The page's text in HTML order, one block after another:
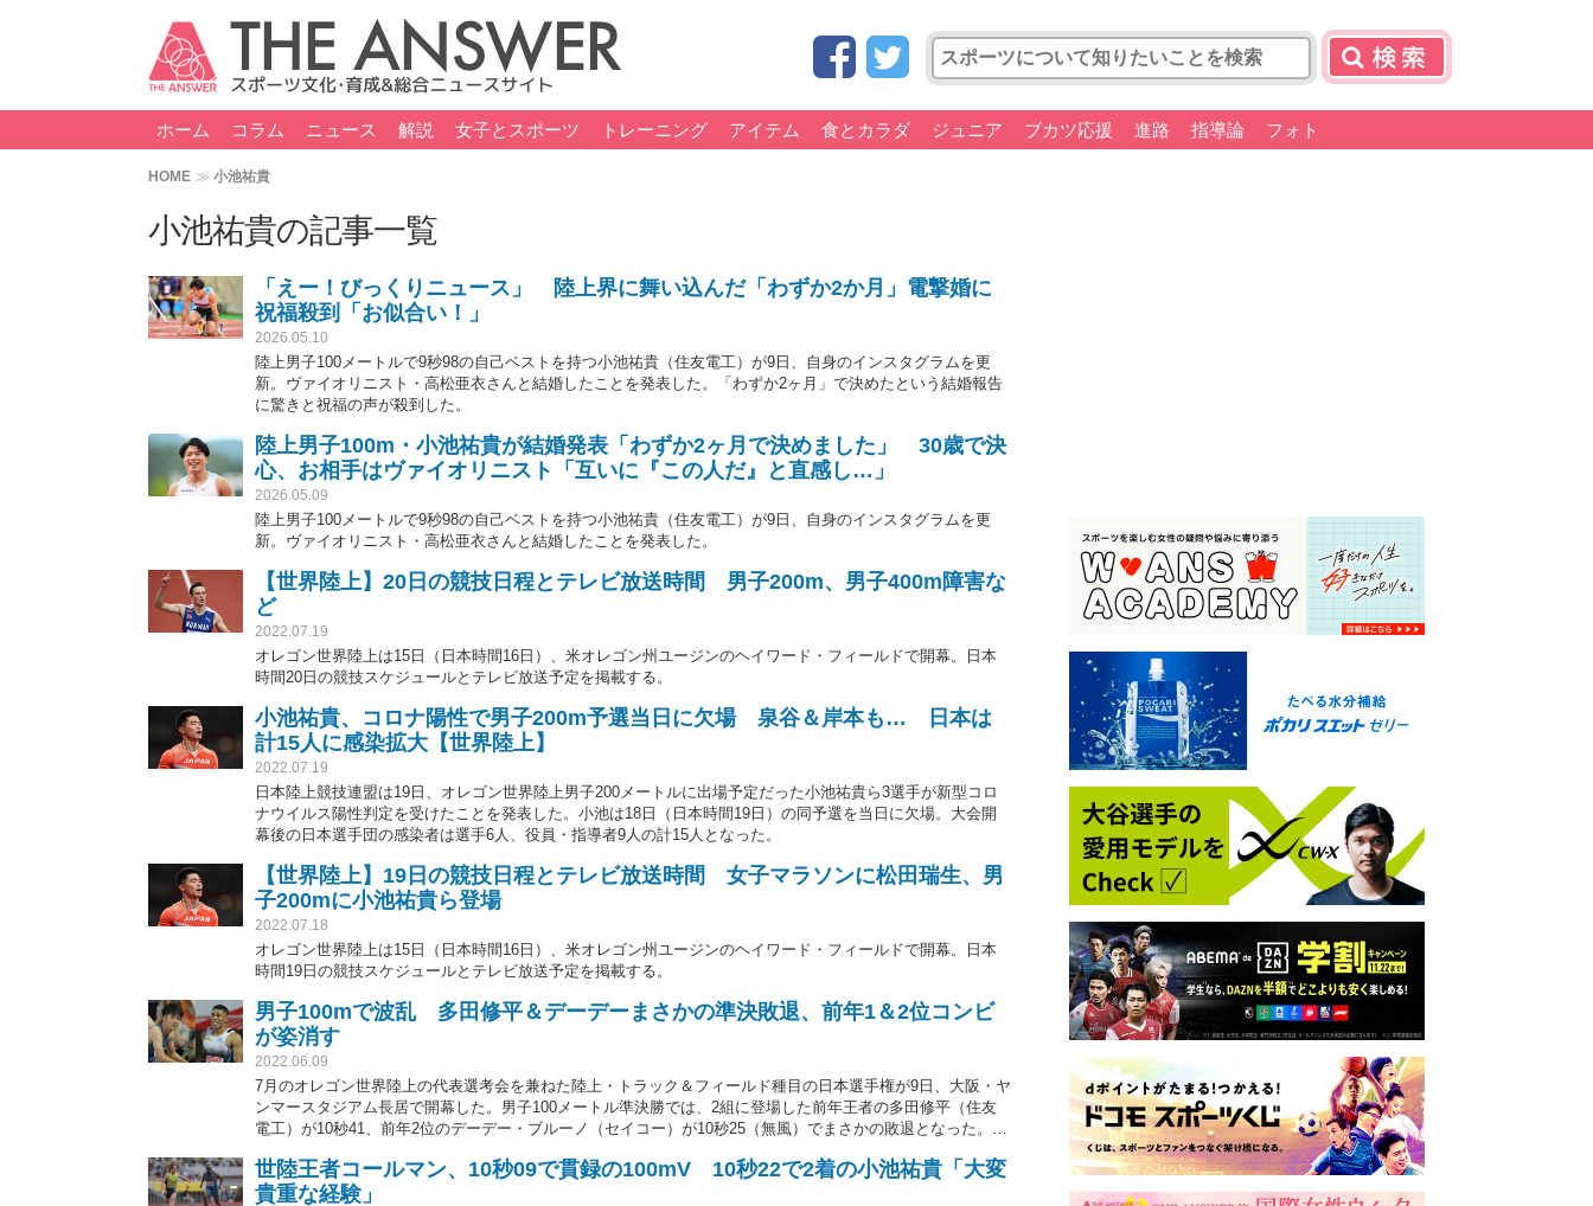
ホーム コラム ニュース 解説 女子とスポーツ トレーニング アイテム 食とカラダ ジュニア ブカツ応援 進路 指導論 フォト
HOME 小池祐貴
小池祐貴の記事一覧
「えー！びっくりニュース」 陸上界に舞い込んだ「わずか2か月」電撃婚に
祝福殺到「お似合い！」
2026.05.10
陸上男子100メートルで9秒98の自己ベストを持つ小池祐貴（住友電工）が9日、自身のインスタグラムを更
新。ヴァイオリニスト・高松亜衣さんと結婚したことを発表した。「わずか2ヶ月」で決めたという結婚報告
に驚きと祝福の声が殺到した。
陸上男子100m・小池祐貴が結婚発表「わずか2ヶ月で決めました」 30歳で決
心、お相手はヴァイオリニスト「互いに『この人だ』と直感し…」
2026.05.09
陸上男子100メートルで9秒98の自己ベストを持つ小池祐貴（住友電工）が9日、自身のインスタグラムを更
新。ヴァイオリニスト・高松亜衣さんと結婚したことを発表した。
【世界陸上】20日の競技日程とテレビ放送時間 男子200m、男子400m障害な
ど
2022.07.19
オレゴン世界陸上は15日（日本時間16日）、米オレゴン州ユージンのヘイワード・フィールドで開幕。日本
時間20日の競技スケジュールとテレビ放送予定を掲載する。
小池祐貴、コロナ陽性で男子200m予選当日に欠場 泉谷＆岸本も… 日本は
計15人に感染拡大【世界陸上】
2022.07.19
日本陸上競技連盟は19日、オレゴン世界陸上男子200メートルに出場予定だった小池祐貴ら3選手が新型コロ
ナウイルス陽性判定を受けたことを発表した。小池は18日（日本時間19日）の同予選を当日に欠場。大会開
幕後の日本選手団の感染者は選手6人、役員・指導者9人の計15人となった。
【世界陸上】19日の競技日程とテレビ放送時間 女子マラソンに松田瑞生、男
子200mに小池祐貴ら登場
2022.07.18
オレゴン世界陸上は15日（日本時間16日）、米オレゴン州ユージンのヘイワード・フィールドで開幕。日本
時間19日の競技スケジュールとテレビ放送予定を掲載する。
男子100mで波乱 多田修平＆デーデーまさかの準決敗退、前年1＆2位コンビ
が姿消す
2022.06.09
7月のオレゴン世界陸上の代表選考会を兼ねた陸上・トラック＆フィールド種目の日本選手権が9日、大阪・ヤ
ンマースタジアム長居で開幕した。男子100メートル準決勝では、2組に登場した前年王者の多田修平（住友
電工）が10秒41、前年2位のデーデー・ブルーノ（セイコー）が10秒25（無風）でまさかの敗退となった。3
世界陸上参加標準を突破した。
世陸王者コールマン、10秒09で貫録の100mV 10秒22で2着の小池祐貴「大変
貴重な経験」